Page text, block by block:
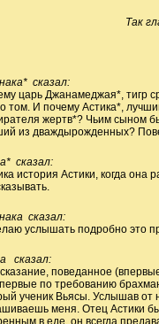
Так
сказал:
царь Джанамеджая*, тигр
том. И почему Астика*,
жертв*? Чьим сыном
из дваждырожденных?
сказал:
история Астики, когда
сказал:
услышать подробно это
сказал:
поведанное
по требованию
ученик Вьясы. Услышав от
меня. Отец Астики